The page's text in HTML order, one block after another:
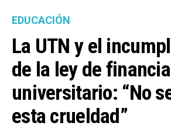
EDUCACIÓN
La UTN y el
de la ley de
universitario: “No
esta crueldad”